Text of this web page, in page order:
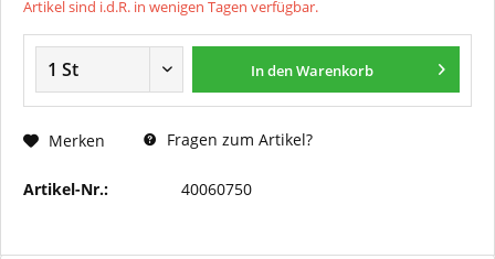
Artikel sind i.d.R. in wenigen Tagen verfügbar.
In denWarenkorb
Merken Fragen zum Artikel?
Artikel-Nr.: 40060750